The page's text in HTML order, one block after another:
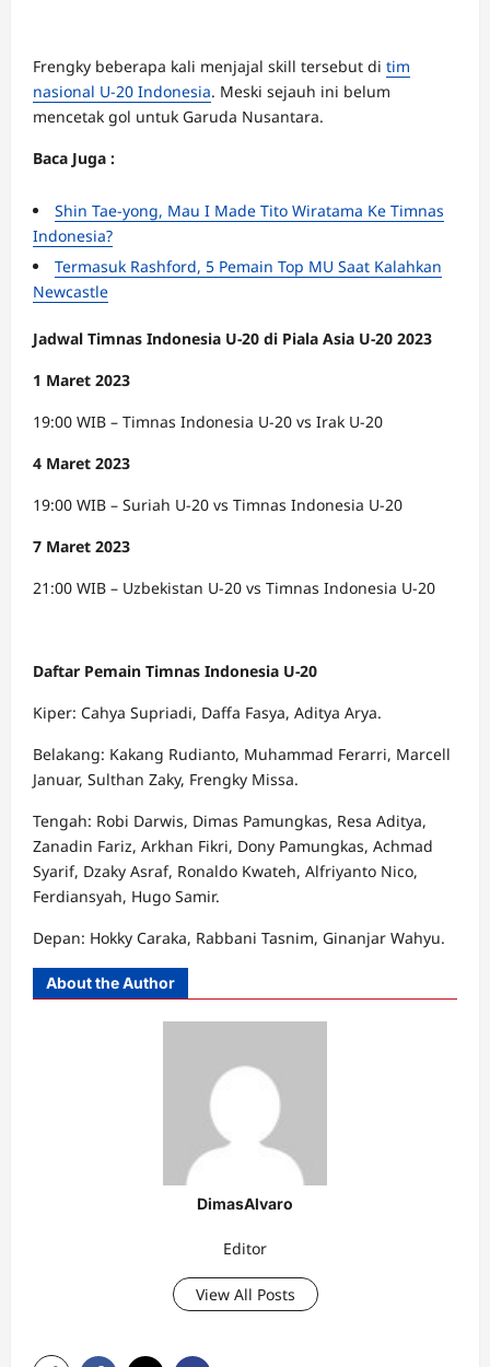
Frengky beberapa kali menjajal skill tersebut di tim
nasional U-20 Indonesia. Meski sejauh ini belum
mencetak gol untuk Garuda Nusantara.
Baca Juga :
Shin Tae-yong, Mau I Made Tito Wiratama Ke Timnas
Indonesia?
Termasuk Rashford, 5 Pemain Top MU Saat Kalahkan
Newcastle
Jadwal Timnas Indonesia U-20 di Piala Asia U-20 2023
1 Maret 2023
19:00 WIB – Timnas Indonesia U-20 vs Irak U-20
4 Maret 2023
19:00 WIB – Suriah U-20 vs Timnas Indonesia U-20
7 Maret 2023
21:00 WIB – Uzbekistan U-20 vs Timnas Indonesia U-20
Daftar Pemain Timnas Indonesia U-20
Kiper: Cahya Supriadi, Daffa Fasya, Aditya Arya.
Belakang: Kakang Rudianto, Muhammad Ferarri, Marcell
Januar, Sulthan Zaky, Frengky Missa.
Tengah: Robi Darwis, Dimas Pamungkas, Resa Aditya,
Zanadin Fariz, Arkhan Fikri, Dony Pamungkas, Achmad
Syarif, Dzaky Asraf, Ronaldo Kwateh, Alfriyanto Nico,
Ferdiansyah, Hugo Samir.
Depan: Hokky Caraka, Rabbani Tasnim, Ginanjar Wahyu.
About the Author
DimasAlvaro
Editor
View All Posts